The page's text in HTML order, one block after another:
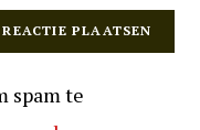
spam te